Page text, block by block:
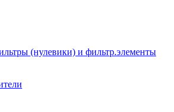
(нулевики) и фильтр.элементы